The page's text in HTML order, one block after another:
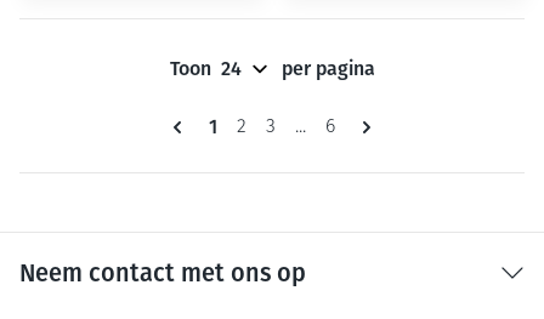
Pagina's
U lees momenteel pagina
1 Pagina
2 Pagina
3 ... Pagina
6
Toon per pagina
Neem contact met ons op